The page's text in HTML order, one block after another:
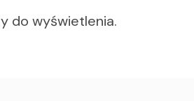
do wyświetlenia.